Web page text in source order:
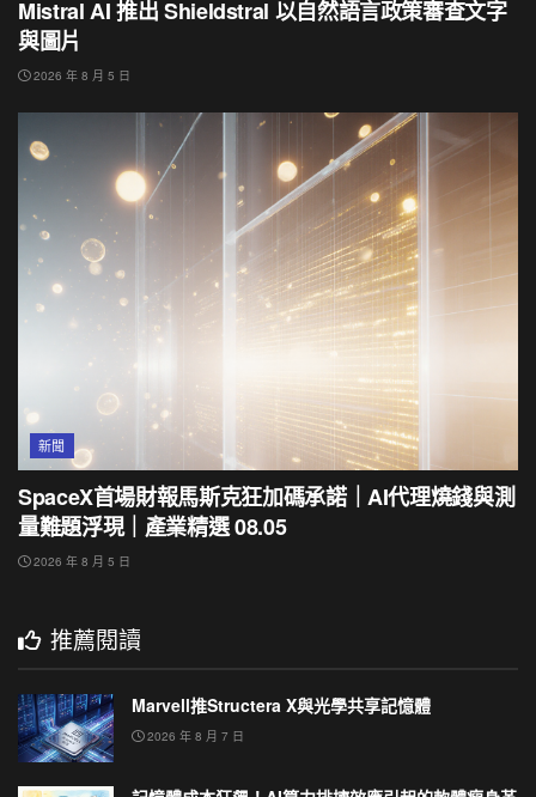
Mistral AI 推出 Shieldstral 以自然語言政策審查文字
與圖片
2026 年 8 月 5 日
新聞
SpaceX首場財報馬斯克狂加碼承諾｜AI代理燒錢與測
量難題浮現｜產業精選 08.05
2026 年 8 月 5 日
推薦閱讀
Marvell推Structera X與光學共享記憶體
2026 年 8 月 7 日